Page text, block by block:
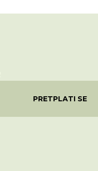
PRETPLATI SE